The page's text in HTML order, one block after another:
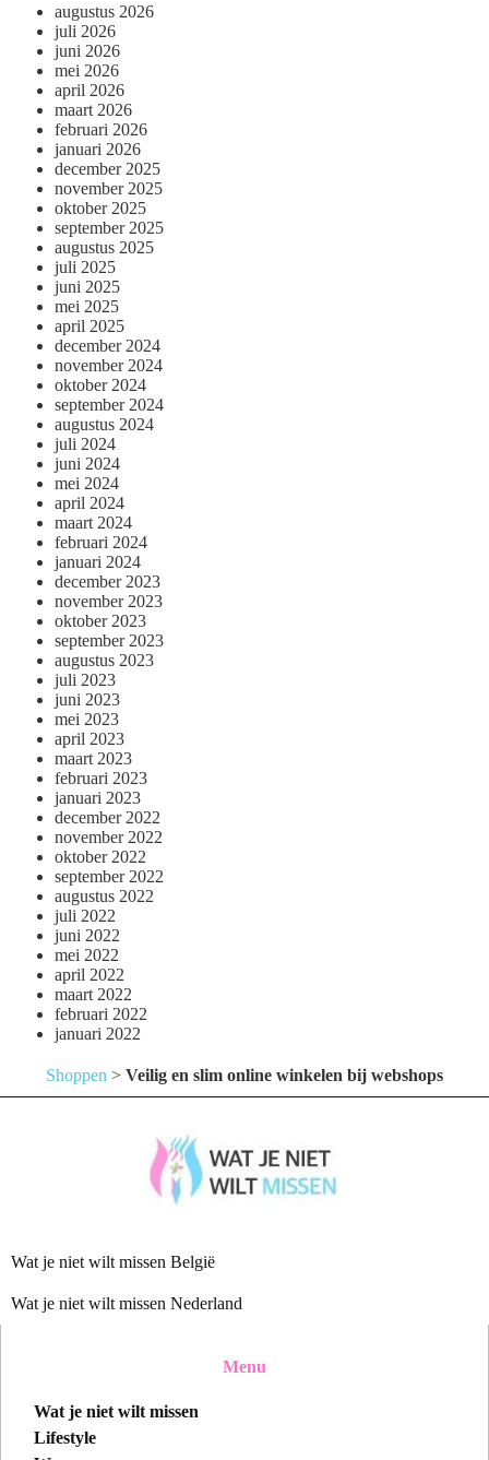
augustus 2026
juli 2026
juni 2026
mei 2026
april 2026
maart 2026
februari 2026
januari 2026
december 2025
november 2025
oktober 2025
september 2025
augustus 2025
juli 2025
juni 2025
mei 2025
april 2025
december 2024
november 2024
oktober 2024
september 2024
augustus 2024
juli 2024
juni 2024
mei 2024
april 2024
maart 2024
februari 2024
januari 2024
december 2023
november 2023
oktober 2023
september 2023
augustus 2023
juli 2023
juni 2023
mei 2023
april 2023
maart 2023
februari 2023
januari 2023
december 2022
november 2022
oktober 2022
september 2022
augustus 2022
juli 2022
juni 2022
mei 2022
april 2022
maart 2022
februari 2022
januari 2022
Shoppen > Veilig en slim online winkelen bij webshops
Wat je niet wilt missen België
Wat je niet wilt missen Nederland
Menu
Wat je niet wilt missen
Lifestyle